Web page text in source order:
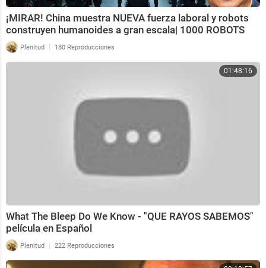
¡MIRAR! China muestra NUEVA fuerza laboral y robots
construyen humanoides a gran escala| 1000 ROBOTS
Plenitud | 180 Reproducciones
01:48:16
What The Bleep Do We Know - "QUE RAYOS SABEMOS"
película en Español
Plenitud | 222 Reproducciones